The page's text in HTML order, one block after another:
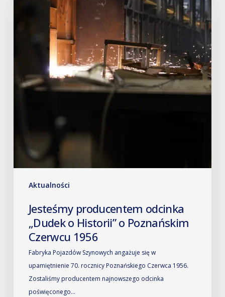
Aktualności
Jesteśmy producentem odcinka
„Dudek o Historii” o Poznańskim
Czerwcu 1956
Fabryka Pojazdów Szynowych angażuje się w
upamiętnienie 70. rocznicy Poznańskiego Czerwca 1956.
Zostaliśmy producentem najnowszego odcinka
poświęconego…